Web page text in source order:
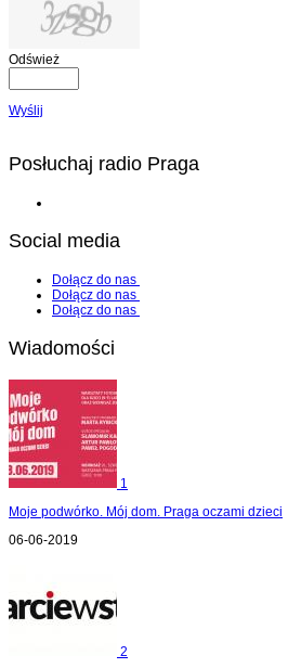
Odśwież
Wyślij
Posłuchaj radio Praga
Social media
Dołącz do nas
Dołącz do nas
Dołącz do nas
Wiadomości
1
Moje podwórko. Mój dom. Praga oczami dzieci
06-06-2019
2